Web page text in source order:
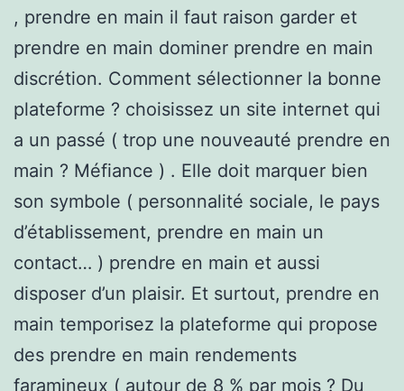
, prendre en main il faut raison garder et
prendre en main dominer prendre en main
discrétion. Comment sélectionner la bonne
plateforme ? choisissez un site internet qui
a un passé ( trop une nouveauté prendre en
main ? Méfiance ) . Elle doit marquer bien
son symbole ( personnalité sociale, le pays
d’établissement, prendre en main un
contact… ) prendre en main et aussi
disposer d’un plaisir. Et surtout, prendre en
main temporisez la plateforme qui propose
des prendre en main rendements
faramineux ( autour de 8 % par mois ? Du